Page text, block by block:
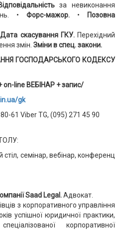
за невиконання
•Форс-мажор. •
Позовна
скасування ГКУ. Перехідний
змін. Зміни в спец. закони.
ГОСПОДАРСЬКОГО КОДЕКСУ
on-line ВЕБІНАР + запис/
gk
61 Viber TG, (095) 271 45 90
Saad Legal.Адвокат.
з корпоративного управління
успішної юридичної практики,
корпоративної